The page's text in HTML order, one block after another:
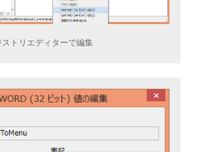
トリエディターで編集